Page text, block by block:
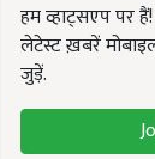
हम व्हाट्सएप पर
लेटेस्ट ख़बरें
जुड़ें.